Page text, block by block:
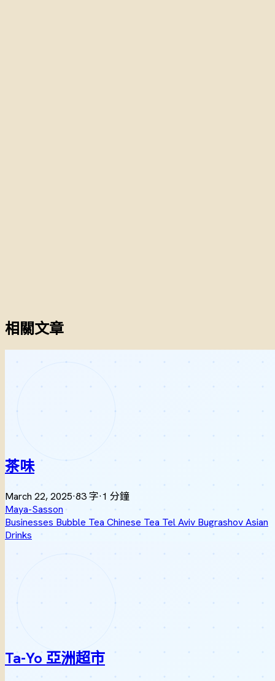
相關文章
茶味
March 22, 2025·83 字·1 分鐘
Maya-Sasson
Businesses Bubble Tea Chinese Tea Tel Aviv BugrashovAsian
Drinks
Ta-Yo 亞洲超市